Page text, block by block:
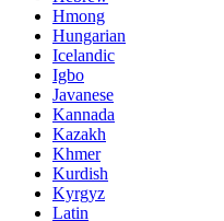
Hmong
Hungarian
Icelandic
Igbo
Javanese
Kannada
Kazakh
Khmer
Kurdish
Kyrgyz
Latin